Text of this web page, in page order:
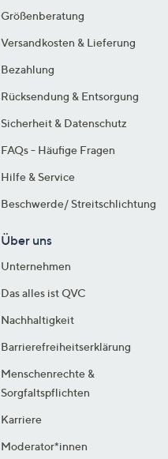
Größenberatung
Versandkosten & Lieferung
Bezahlung
Rücksendung & Entsorgung
Sicherheit & Datenschutz
FAQs - Häufige Fragen
Hilfe & Service
Beschwerde/ Streitschlichtung
Über uns
Unternehmen
Das alles ist QVC
Nachhaltigkeit
Barrierefreiheitserklärung
Menschenrechte &
Sorgfaltspflichten
Karriere
Moderator*innen